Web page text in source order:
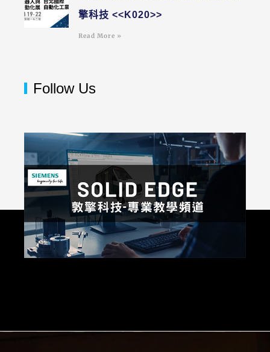
擎科技 <<K020>>
Read More »
Follow Us